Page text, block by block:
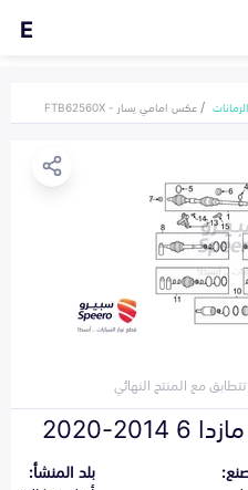
E
عكس امامي يسار - FTB62560X
مع المنتج النهائي
2020
بلد المنشأ: